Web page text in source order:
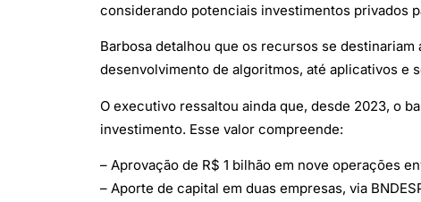
considerando potenciais investimentos privados
Barbosa detalhou que os recursos se
desenvolvimento de algoritmos, até aplicativos e
O executivo ressaltou ainda que, desde 2023, o
investimento. Esse valor compreende:
– Aprovação de R$ 1 bilhão em nove operações
– Aporte de capital em duas empresas, via